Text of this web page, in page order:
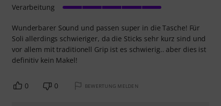
Wunderbarer Sound und passen super in die Tasche! Für
Soli allerdings schwieriger, da die Sticks sehr kurz sind und
vor allem mit traditionell Grip ist es schwierig.. aber dies ist
definitiv kein Makel!
Verarbeitung
0 0 BEWERTUNG MELDEN